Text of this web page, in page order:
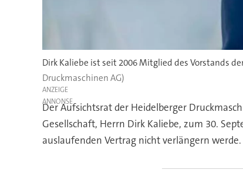
Dirk Kaliebe ist seit 2006 Mitglied des Vorstands
Druckmaschinen AG)
ANZEIGE
Der Aufsichtsrat der Heidelberger
Gesellschaft, Herrn Dirk Kaliebe, zum 30.
auslaufenden Vertrag nicht verlängern werde.